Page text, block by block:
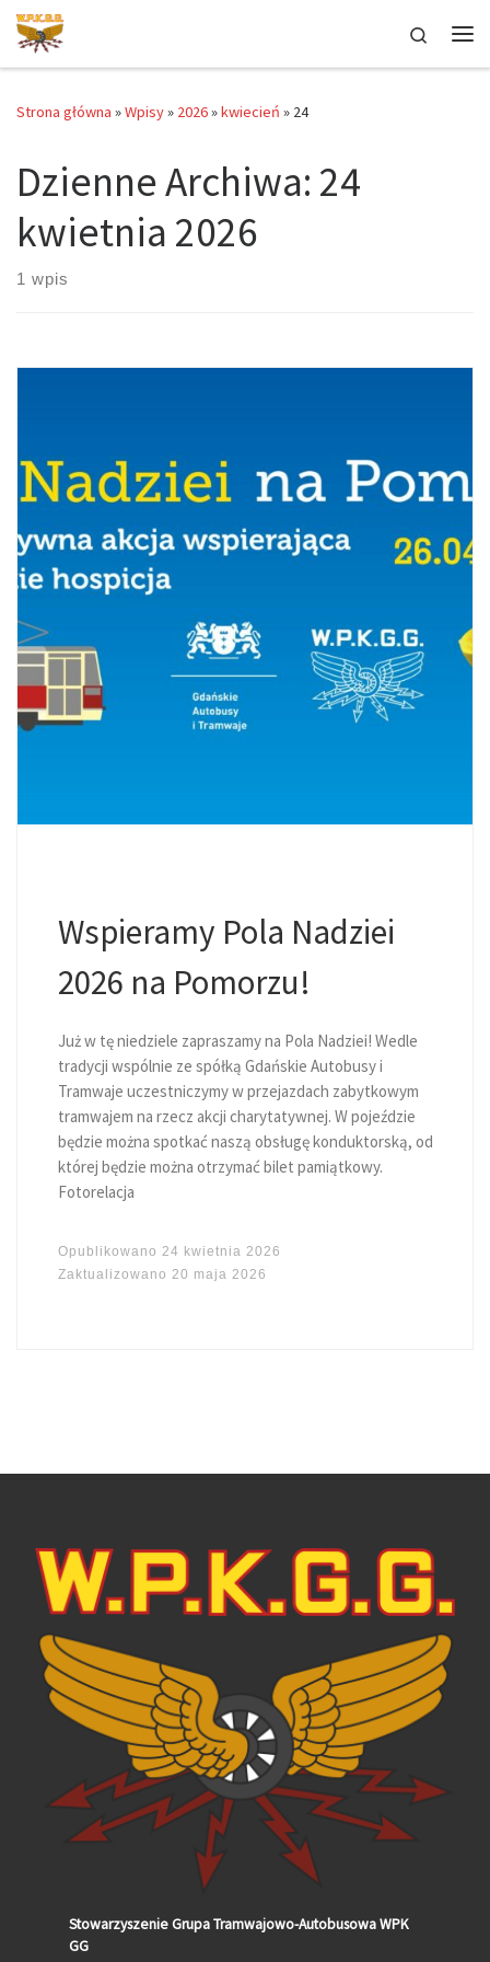
Przejdź do treści
Search
Strona główna »Wpisy» 2026»kwiecień » 24
Dzienne Archiwa: 24
kwietnia 2026
1 wpis
Wspieramy Pola Nadziei
2026 na Pomorzu!
Już w tę niedziele zapraszamy na Pola Nadziei! Wedle
tradycji wspólnie ze spółką Gdańskie Autobusy i
Tramwaje uczestniczymy w przejazdach zabytkowym
tramwajem na rzecz akcji charytatywnej. W pojeździe
będzie można spotkać naszą obsługę konduktorską, od
której będzie można otrzymać bilet pamiątkowy.
Fotorelacja
Opublikowano 24 kwietnia 2026
Zaktualizowano 20 maja 2026
Stowarzyszenie Grupa Tramwajowo-Autobusowa WPK
GG